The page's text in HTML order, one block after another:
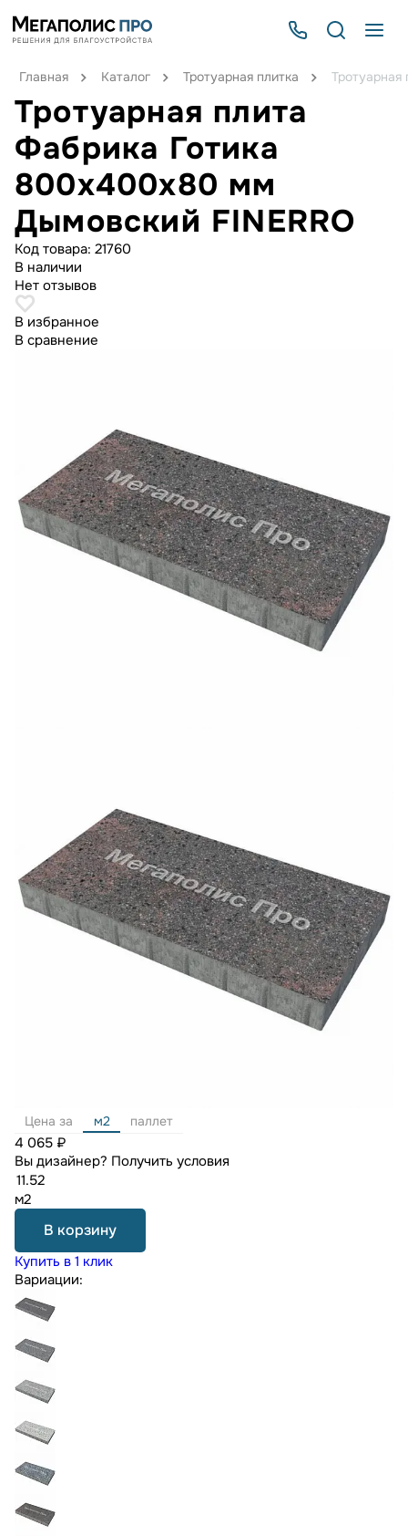
Главная Каталог Тротуарная плитка
Тротуарная плита
Фабрика Готика
800х400х80 мм
Дымовский FINERRO
Код товара: 21760
В наличии
Нет отзывов
В избранное
В сравнение
Цена за м2 паллет
4 065 ₽
Вы дизайнер? Получить условия
м2
В корзину
Купить в 1 клик
Вариации: